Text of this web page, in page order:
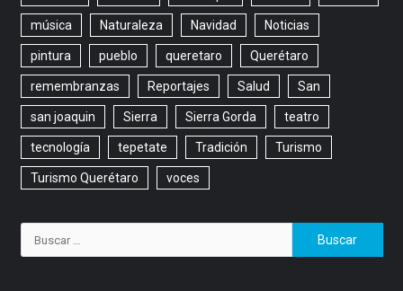
música Naturaleza Navidad Noticias
pintura pueblo queretaro Querétaro
remembranzas Reportajes Salud San
san joaquin Sierra Sierra Gorda teatro
tecnología tepetate Tradición Turismo
Turismo Querétaro voces